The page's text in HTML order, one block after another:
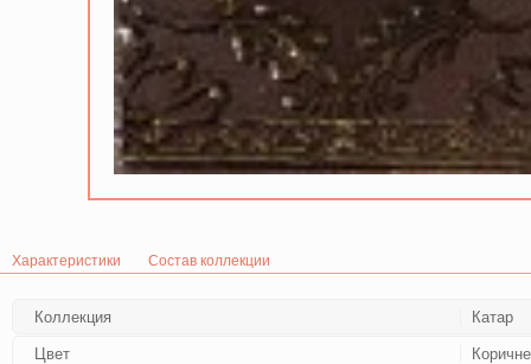
Характеристики Состав коллекции
Коллекция Катар
Цвет